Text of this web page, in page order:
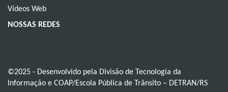
Vídeos Web
NOSSAS REDES
©2025 - Desenvolvido pela Divisão de Tecnologia da
Informação e COAP/Escola Pública de Trânsito – DETRAN/RS